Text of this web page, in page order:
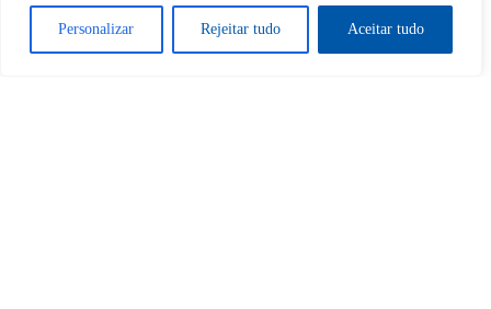
Personalizar Rejeitar tudo Aceitar tudo